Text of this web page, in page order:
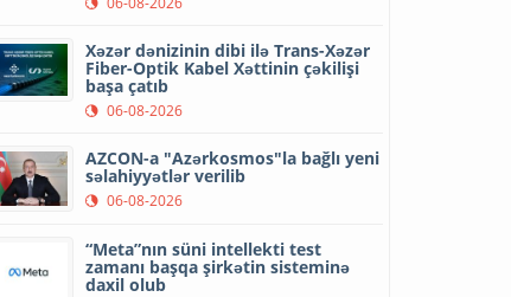
Xəzər dənizinin dibi ilə Trans-Xəzər
Fiber-Optik Kabel Xəttinin çəkilişi
başa çatıb
06-08-2026
AZCON-a "Azərkosmos"la bağlı yeni
səlahiyyətlər verilib
06-08-2026
“Meta”nın süni intellekti test
zamanı başqa şirkətin sisteminə
daxil olub